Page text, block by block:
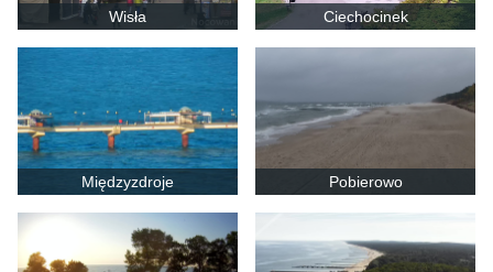
Wisła Ciechocinek
Międzyzdroje Pobierowo